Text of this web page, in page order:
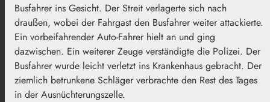
Busfahrer ins Gesicht. Der Streit verlagerte sich nach
draußen, wobei der Fahrgast den Busfahrer weiter attackierte.
Ein vorbeifahrender Auto-Fahrer hielt an und ging
dazwischen. Ein weiterer Zeuge verständigte die Polizei. Der
Busfahrer wurde leicht verletzt ins Krankenhaus gebracht. Der
ziemlich betrunkene Schläger verbrachte den Rest des Tages
in der Ausnüchterungszelle.